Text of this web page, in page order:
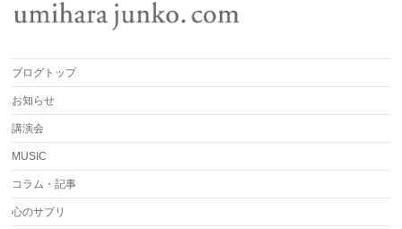
ブログトップ
お知らせ
講演会
MUSIC
コラム・記事
心のサプリ